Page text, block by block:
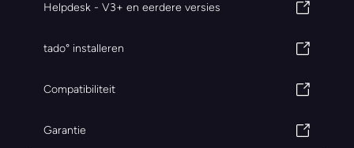
Helpdesk - V3+ en eerdere versies
tado° installeren
Compatibiliteit
Garantie